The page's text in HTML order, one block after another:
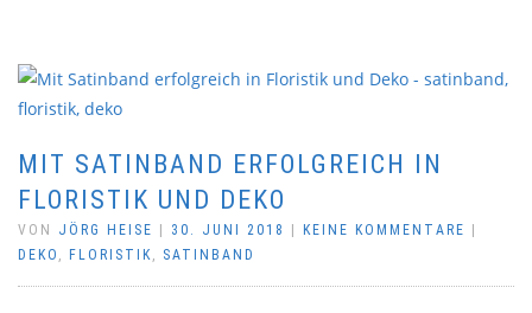
MIT SATINBAND ERFOLGREICH IN
FLORISTIK UND DEKO
VON JÖRG HEISE 30. JUNI 2018 KEINE KOMMENTARE
DEKO , FLORISTIK, SATINBAND